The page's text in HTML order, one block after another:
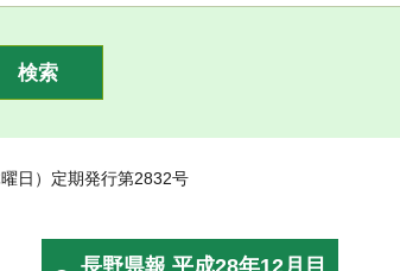
日）定期発行第2832号
長野県報 平成28年12月目